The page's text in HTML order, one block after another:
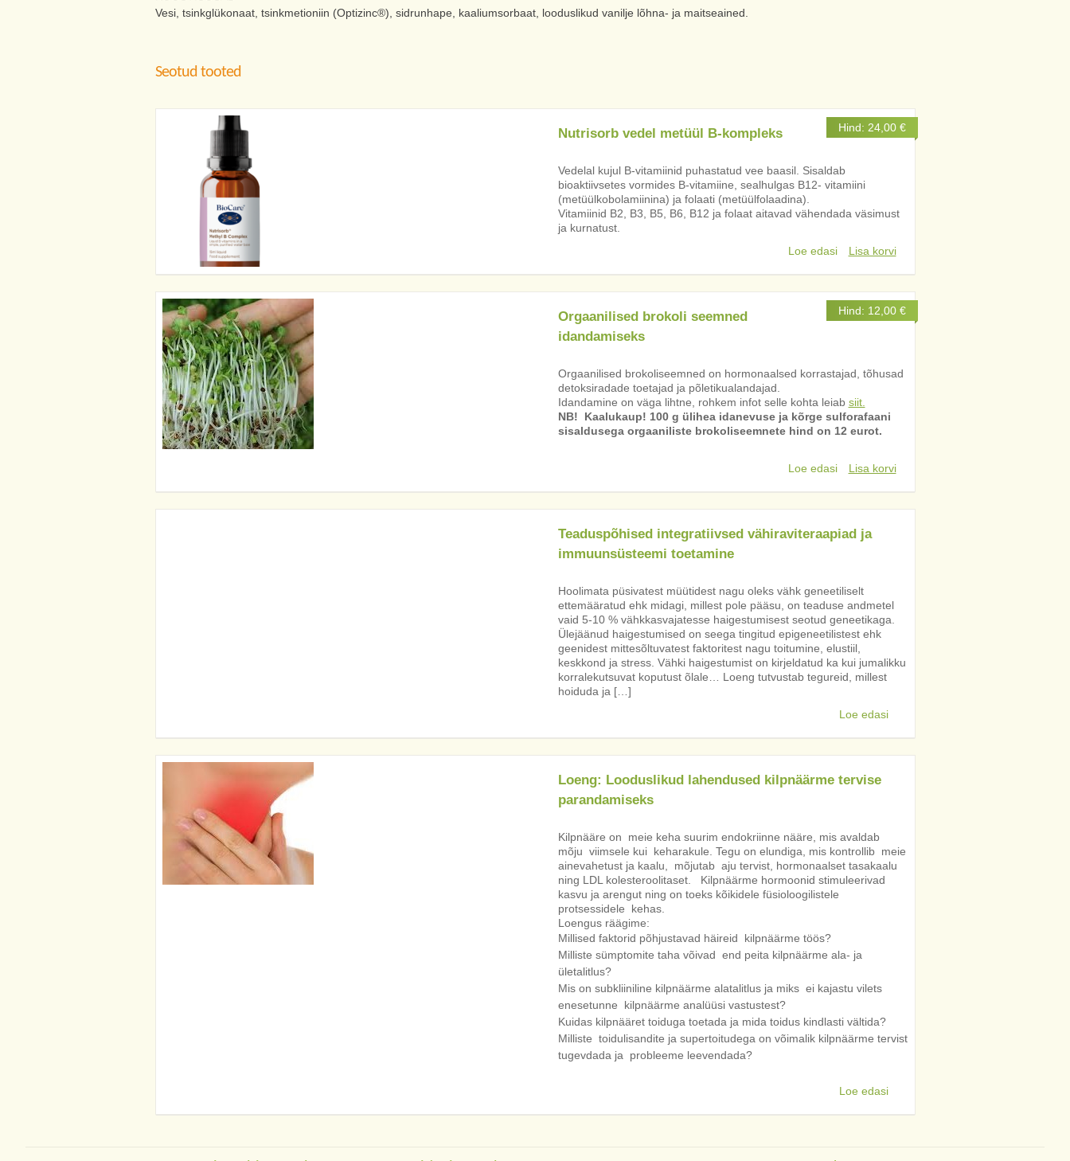
Vesi, tsinkglükonaat, tsinkmetioniin (Optizinc®), sidrunhape, kaaliumsorbaat, looduslikud vanilje lõhna- ja maitseained.
Seotud tooted
Nutrisorb vedel metüül B-kompleks Hind: 24,00 €
Vedelal kujul B-vitamiinid puhastatud vee baasil. Sisaldab
bioaktiivsetes vormides B-vitamiine, sealhulgas B12- vitamiini
(metüülkobolamiinina) ja folaati (metüülfolaadina).
Vitamiinid B2, B3, B5, B6, B12 ja folaat aitavad vähendada väsimust
ja kurnatust.
Loe edasi
Lisa korvi
Orgaanilised brokoli seemned
idandamiseks
Hind: 12,00 €
Orgaanilised brokoliseemned on hormonaalsed korrastajad, tõhusad
detoksiradade toetajad ja põletikualandajad.
Idandamine on väga lihtne, rohkem infot selle kohta leiab siit.
NB! Kaalukaup! 100 g ülihea idanevuse ja kõrge sulforafaani
sisaldusega orgaaniliste brokoliseemnete hind on 12 eurot.
Loe edasi Lisa korvi
Teaduspõhised integratiivsed vähiraviteraapiad ja
immuunsüsteemi toetamine
Hoolimata püsivatest müütidest nagu oleks vähk geneetiliselt
ettemääratud ehk midagi, millest pole pääsu, on teaduse andmetel
vaid 5-10 % vähkkasvajatesse haigestumisest seotud geneetikaga.
Ülejäänud haigestumised on seega tingitud epigeneetilistest ehk
geenidest mittesõltuvatest faktoritest nagu toitumine, elustiil,
keskkond ja stress. Vähki haigestumist on kirjeldatud ka kui jumalikku
korralekutsuvat koputust õlale… Loeng tutvustab tegureid, millest
hoiduda ja […]
Loe edasi
Loeng: Looduslikud lahendused kilpnäärme tervise
parandamiseks
Kilpnääre on meie keha suurim endokriinne nääre, mis avaldab
mõju viimsele kui keharakule. Tegu on elundiga, mis kontrollib meie
ainevahetust ja kaalu, mõjutab aju tervist, hormonaalset tasakaalu
ning LDL kolesteroolitaset. Kilpnäärme hormoonid stimuleerivad
kasvu ja arengut ning on toeks kõikidele füsioloogilistele
protsessidele kehas.
Loengus räägime:
Millised faktorid põhjustavad häireid kilpnäärme töös?
Milliste sümptomite taha võivad end peita kilpnäärme ala- ja
ületalitlus?
Mis on subkliiniline kilpnäärme alatalitlus ja miks ei kajastu vilets
enesetunne kilpnäärme analüüsi vastustest?
Kuidas kilpnääret toiduga toetada ja mida toidus kindlasti vältida?
Milliste toidulisandite ja supertoitudega on võimalik kilpnäärme tervist
tugevdada ja probleeme leevendada?
Loe edasi